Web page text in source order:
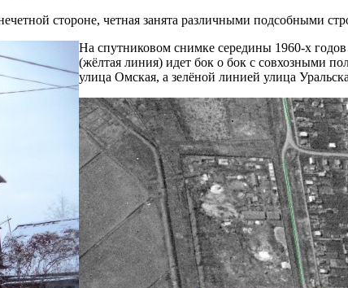
стороне, четная занята различными подсобными
На спутниковом снимке середины 1960-х
(жёлтая линия) идет бок о бок с совхозными
улица Омская, а зелёной линией улица